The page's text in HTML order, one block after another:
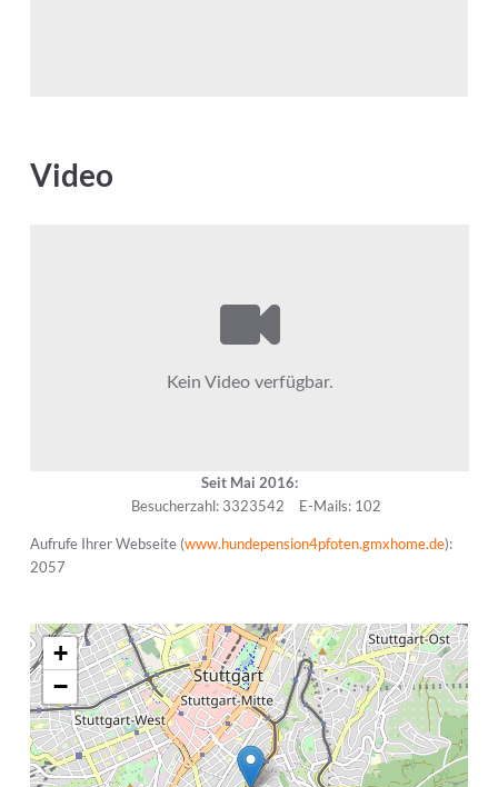
Video
Seit Mai 2016:
Besucherzahl: 3323542
E-Mails: 102
Aufrufe Ihrer Webseite (www.hundepension4pfoten.gmxhome.de):
2057
+
−